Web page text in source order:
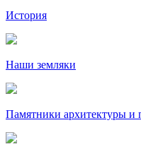
История
Наши земляки
Памятники архитектуры и